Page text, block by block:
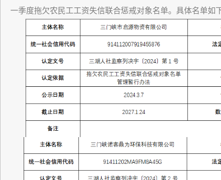
一季度拖欠农民工工资失信联合惩戒对象名单。具体名单如